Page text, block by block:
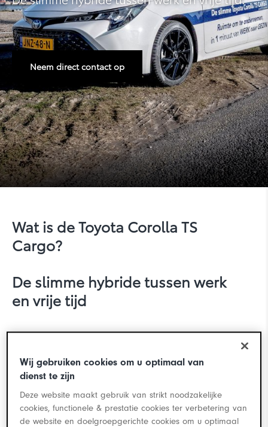
Yaris
Yaris Cross
Neem direct contact op
Wat is de Toyota Corolla TS
Cargo?
De slimme hybride tussen werk
en vrije tijd
van een lichte bedrijfswagen met het comfort, de
uitstraling en het rijplezier van een personenauto.
Doordeweeks praktisch en professioneel, in het
Wij gebruiken cookies om u optimaal van
dienst te zijn
Deze website maakt gebruik van strikt noodzakelijke
cookies, functionele & prestatie cookies ter verbetering van
de website en doelgroepgerichte cookies om u optimaal